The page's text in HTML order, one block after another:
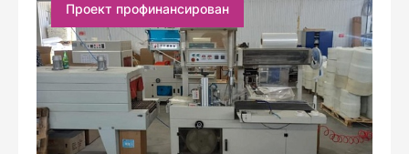
Проект профинансирован